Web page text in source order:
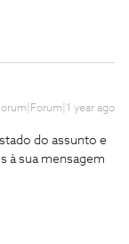
year ago
do assunto e
à sua mensagem